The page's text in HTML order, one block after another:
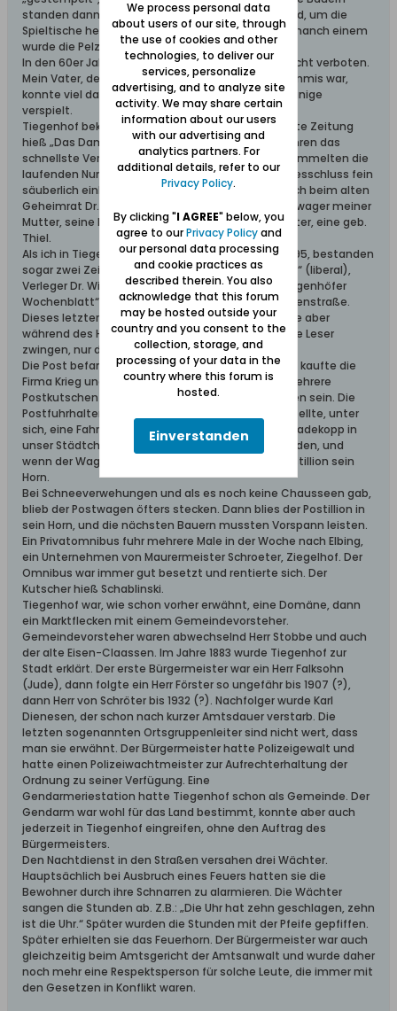
standen dann, im Arm die Pelzmütze mit Silbergeld, um die
Spieltische herum und setzten und spielten und manch einem
wurde die Pelzmütze leergemacht.
In den 60er Jahren waren die Hasardspiele noch nicht verboten.
Mein Vater, der damals bei Eisen-Claassen als Kommis war,
konnte viel davon erzählen. Haus und Hof haben einige
verspielt.
Tiegenhof bekam nun auch seine Zeitung. Die erste Zeitung
hieß „Das Dampfboot“, wohl weil dieses in den Jahren das
schnellste Verkehrsmittel war. Die Abonnenten sammelten die
laufenden Nummern und ließen sie dann am Jahresschluss fein
säuberlich einbinden. So ein Exemplar habe ich noch beim alten
Geheimrat Dr. Huhn gesehen. Dr. Huhn war ein Schwager meiner
Mutter, seine Frau war eine Schwester meiner Mutter, eine geb.
Thiel.
Als ich in Tiegenhof zur Schule ging, von 1891 bis 1895, bestanden
sogar zwei Zeitungen am Ort. Die „Werder Zeitung“ (liberal),
Verleger Dr. Wiedemann, Rossgarten, und das „Tiegenhöfer
Wochenblatt“ (konservativ), von Adolf Kinder, Lindenstraße.
Dieses letztere hat sich viele Jahre bewährt, wurde aber
während des Hitlerregimes gesperrt. Man wollte die Leser
zwingen, nur den „Danziger Vorposten“ zu halten.
Die Post befand sich im Rossgarten. Das Gebäude kaufte die
Firma Krieg und baute nebenan die Molkerei auf. Mehrere
Postkutschen müssen damals eingestellt gewesen sein. Die
Postfuhrhalterei hatte ein Quant, der die Pferde stellte, unter
sich, eine Fahrpost mit seinem Postillion, der von Ladekopp in
unser Städtchen kam. Es war so in den Abendstunden, und
wenn der Wagen über die Brücke fuhr, blies der Postillion sein
Horn.
Bei Schneeverwehungen und als es noch keine Chausseen gab,
blieb der Postwagen öfters stecken. Dann blies der Postillion in
sein Horn, und die nächsten Bauern mussten Vorspann leisten.
Ein Privatomnibus fuhr mehrere Male in der Woche nach Elbing,
ein Unternehmen von Maurermeister Schroeter, Ziegelhof. Der
Omnibus war immer gut besetzt und rentierte sich. Der
Kutscher hieß Schablinski.
Tiegenhof war, wie schon vorher erwähnt, eine Domäne, dann
ein Marktflecken mit einem Gemeindevorsteher.
Gemeindevorsteher waren abwechselnd Herr Stobbe und auch
der alte Eisen-Claassen. Im Jahre 1883 wurde Tiegenhof zur
Stadt erklärt. Der erste Bürgermeister war ein Herr Falksohn
(Jude), dann folgte ein Herr Förster so ungefähr bis 1907 (?),
dann Herr von Schröter bis 1932 (?). Nachfolger wurde Karl
Dienesen, der schon nach kurzer Amtsdauer verstarb. Die
letzten sogenannten Ortsgruppenleiter sind nicht wert, dass
man sie erwähnt. Der Bürgermeister hatte Polizeigewalt und
hatte einen Polizeiwachtmeister zur Aufrechterhaltung der
Ordnung zu seiner Verfügung. Eine
Gendarmeriestation hatte Tiegenhof schon als Gemeinde. Der
Gendarm war wohl für das Land bestimmt, konnte aber auch
jederzeit in Tiegenhof eingreifen, ohne den Auftrag des
Bürgermeisters.
Den Nachtdienst in den Straßen versahen drei Wächter.
Hauptsächlich bei Ausbruch eines Feuers hatten sie die
Bewohner durch ihre Schnarren zu alarmieren. Die Wächter
sangen die Stunden ab. Z.B.: „Die Uhr hat zehn geschlagen, zehn
ist die Uhr.“ Später wurden die Stunden mit der Pfeife gepfiffen.
Später erhielten sie das Feuerhorn. Der Bürgermeister war auch
gleichzeitig beim Amtsgericht der Amtsanwalt und wurde daher
noch mehr eine Respektsperson für solche Leute, die immer mit
den Gesetzen in Konflikt waren.
We process personal data
about users of our site, through
the use of cookies and other
technologies, to deliver our
services, personalize
advertising, and to analyze site
activity. We may share certain
information about our users
with our advertising and
analytics partners. For
additional details, refer to our
Privacy Policy.
By clicking "I AGREE" below, you
agree to ourPrivacy Policyand
our personal data processing
and cookie practices as
described therein. You also
acknowledge that this forum
may be hosted outside your
country and you consent to the
collection, storage, and
processing of your data in the
country where this forum is
hosted.
Einverstanden